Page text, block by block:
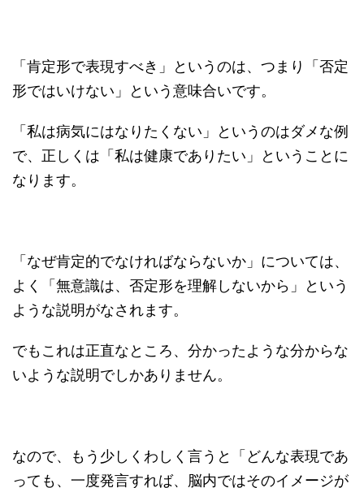
「肯定形で表現すべき」というのは、つまり「否定
形ではいけない」という意味合いです。
「私は病気にはなりたくない」というのはダメな例
で、正しくは「私は健康でありたい」ということに
なります。
「なぜ肯定的でなければならないか」については、
よく「無意識は、否定形を理解しないから」という
ような説明がなされます。
でもこれは正直なところ、分かったような分からな
いような説明でしかありません。
なので、もう少しくわしく言うと「どんな表現であ
っても、一度発言すれば、脳内ではそのイメージが